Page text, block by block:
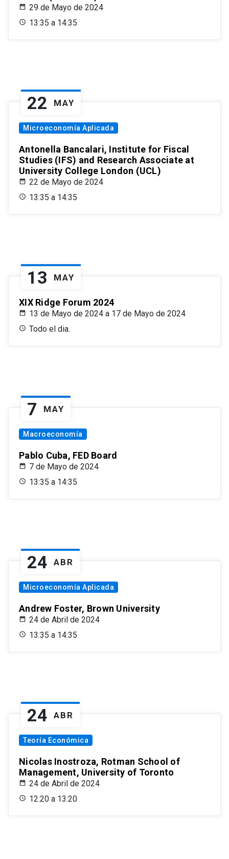
29 de Mayo de 2024
13:35 a 14:35
22 MAY
Microeconomía Aplicada
Antonella Bancalari, Institute for Fiscal
Studies (IFS) and Research Associate at
University College London (UCL)
22 de Mayo de 2024
13:35 a 14:35
13 MAY
XIX Ridge Forum 2024
13 de Mayo de 2024 a 17 de Mayo de 2024
Todo el dia.
7 MAY
Macroeconomía
Pablo Cuba, FED Board
7 de Mayo de 2024
13:35 a 14:35
24 ABR
Microeconomía Aplicada
Andrew Foster, Brown University
24 de Abril de 2024
13:35 a 14:35
24 ABR
Teoría Económica
Nicolas Inostroza, Rotman School of
Management, University of Toronto
24 de Abril de 2024
12:20 a 13:20